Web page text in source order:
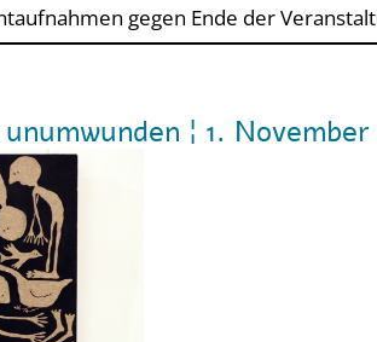
gegen Ende der
¦ 1. November